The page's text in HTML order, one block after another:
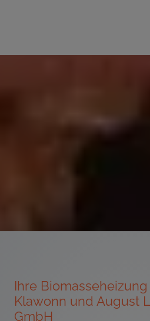
Ihre
Klawonn und August
GmbH